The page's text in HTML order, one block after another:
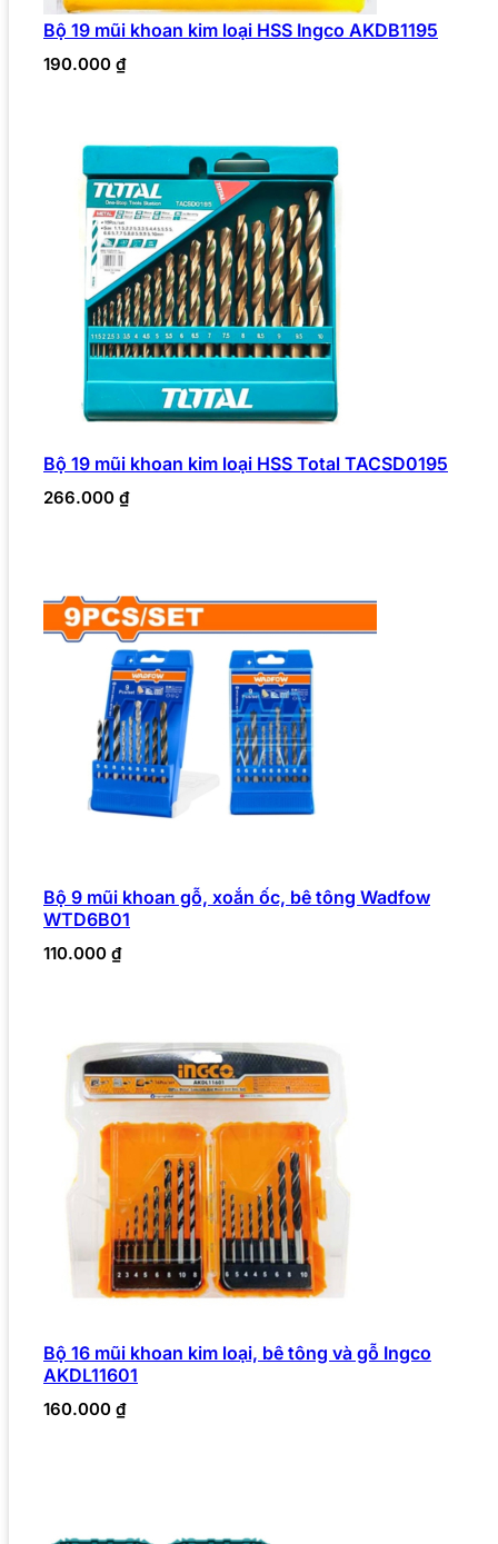
Bộ 19 mũi khoan kim loại HSS Ingco AKDB1195
190.000 ₫
Bộ 19 mũi khoan kim loại HSS Total TACSD0195
266.000 ₫
Bộ 9 mũi khoan gỗ, xoắn ốc, bê tông Wadfow
WTD6B01
110.000 ₫
Bộ 16 mũi khoan kim loại, bê tông và gỗ Ingco
AKDL11601
160.000 ₫